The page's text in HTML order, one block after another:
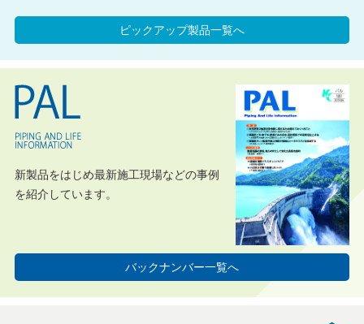
ピックアップ製品一覧へ
新製品をはじめ最新施工現場などの事例
を紹介しています。
バックナンバー一覧へ